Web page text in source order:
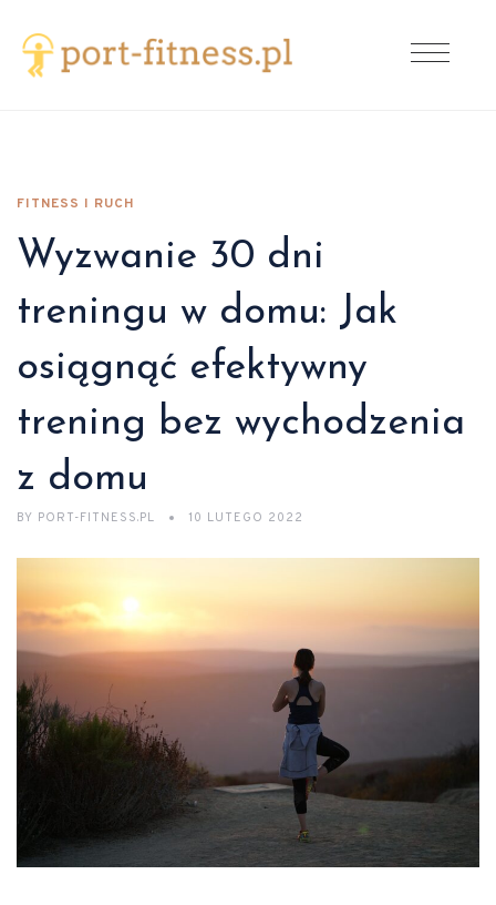
FITNESS I RUCH
Wyzwanie 30 dni
treningu w domu: Jak
osiągnąć efektywny
trening bez wychodzenia
z domu
BY PORT-FITNESS.PL 10 LUTEGO 2022